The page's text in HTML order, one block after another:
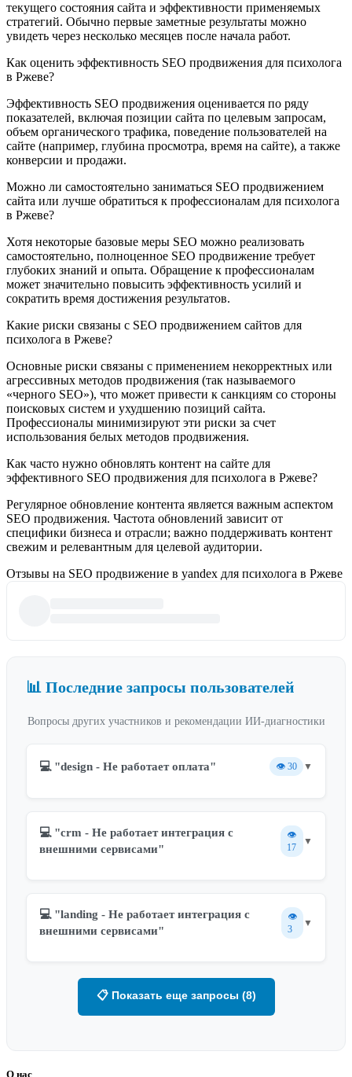
текущего состояния сайта и эффективности применяемых
стратегий. Обычно первые заметные результаты можно
увидеть через несколько месяцев после начала работ.
Как оценить эффективность SEO продвижения для психолога
в Ржеве?
Эффективность SEO продвижения оценивается по ряду
показателей, включая позиции сайта по целевым запросам,
объем органического трафика, поведение пользователей на
сайте (например, глубина просмотра, время на сайте), а также
конверсии и продажи.
Можно ли самостоятельно заниматься SEO продвижением
сайта или лучше обратиться к профессионалам для психолога
в Ржеве?
Хотя некоторые базовые меры SEO можно реализовать
самостоятельно, полноценное SEO продвижение требует
глубоких знаний и опыта. Обращение к профессионалам
может значительно повысить эффективность усилий и
сократить время достижения результатов.
Какие риски связаны с SEO продвижением сайтов для
психолога в Ржеве?
Основные риски связаны с применением некорректных или
агрессивных методов продвижения (так называемого
«черного SEO»), что может привести к санкциям со стороны
поисковых систем и ухудшению позиций сайта.
Профессионалы минимизируют эти риски за счет
использования белых методов продвижения.
Как часто нужно обновлять контент на сайте для
эффективного SEO продвижения для психолога в Ржеве?
Регулярное обновление контента является важным аспектом
SEO продвижения. Частота обновлений зависит от
специфики бизнеса и отрасли; важно поддерживать контент
свежим и релевантным для целевой аудитории.
Отзывы на SEO продвижение в yandex для психолога в Ржеве
📊 Последние запросы пользователей
Вопросы других участников и рекомендации ИИ-диагностики
💻 "design - Не работает оплата" 👁️ 30 ▼
💻 "crm - Не работает интеграция с
внешними сервисами"
👁️
17
▼
💻 "landing - Не работает интеграция с
внешними сервисами"
👁️
3
▼
📋 Показать еще запросы (8)
О нас